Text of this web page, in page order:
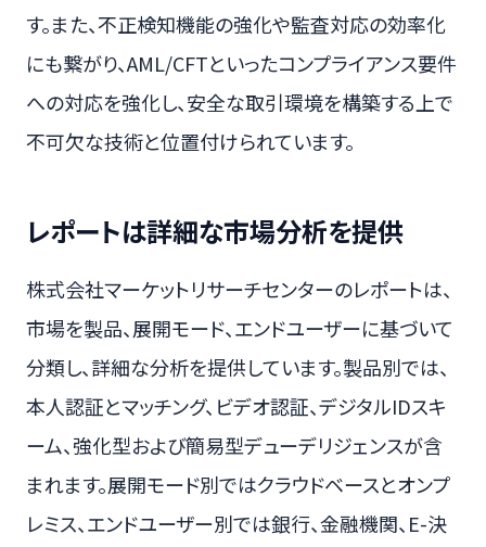
す。また、不正検知機能の強化や監査対応の効率化
にも繋がり、AML/CFTといったコンプライアンス要件
への対応を強化し、安全な取引環境を構築する上で
不可欠な技術と位置付けられています。
レポートは詳細な市場分析を提供
株式会社マーケットリサーチセンターのレポートは、
市場を製品、展開モード、エンドユーザーに基づいて
分類し、詳細な分析を提供しています。製品別では、
本人認証とマッチング、ビデオ認証、デジタルIDスキ
ーム、強化型および簡易型デューデリジェンスが含
まれます。展開モード別ではクラウドベースとオンプ
レミス、エンドユーザー別では銀行、金融機関、E-決